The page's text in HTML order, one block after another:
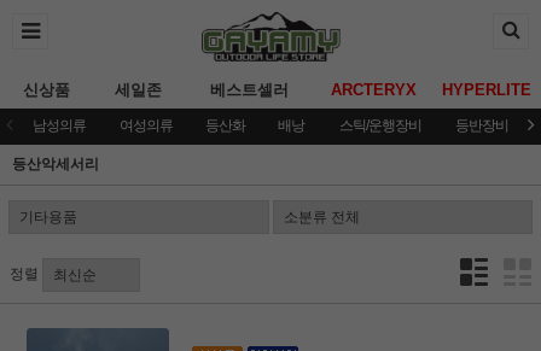
신상품 세일존 베스트셀러 ARCTERYX HYPERLITE
남성의류 여성의류 등산화 배낭 스틱/운행장비 등반장비
등산악세서리
정렬